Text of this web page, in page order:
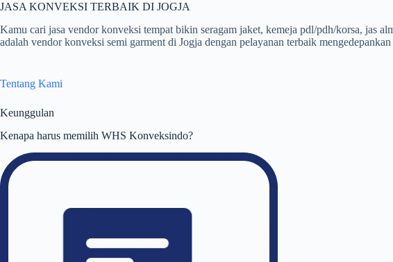
JASA KONVEKSI TERBAIK DI JOGJA
Kamu cari jasa vendor konveksi tempat bikin seragam jaket, kemeja pdl/pdh/korsa,
adalah vendor konveksi semi garment di Jogja dengan pelayanan terbaik
Tentang Kami
Keunggulan
Kenapa harus memilih WHS Konveksindo?